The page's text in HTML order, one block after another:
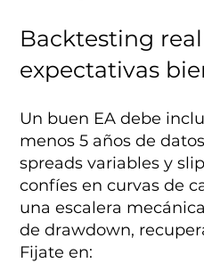
Backtesting
expectativas
Un buen EA debe
menos 5 años de
spreads variables y
confíes en curvas de
una escalera
de drawdown,
Fijate en: